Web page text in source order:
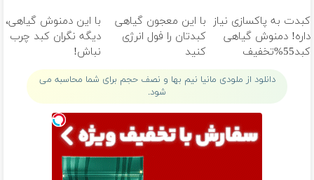
کبدت به پاکسازی نیاز
داره! دمنوش گیاهی
کبد55%تخفیف
با این معجون گیاهی
کبدتان را فول انرژی
کنید
با این دمنوش گیاهی،
دیگه نگران کبد چرب
نباش!
دانلود از ملودی مانیا نیم بها و نصف حجم برای شما محاسبه می
شود.